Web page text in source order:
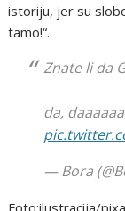
istoriju, jer su
tamo!“.
Znate li da
da,
— Bora
Foto:ilustracija/